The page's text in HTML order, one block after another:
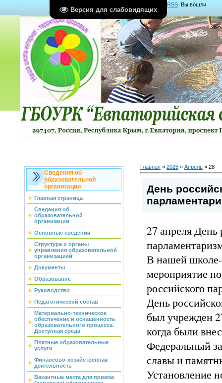
Версия для слабовидящих
RSS Вы вошли
какГость Группа "Гости"
Сведения об
образовательной
организации
Главная страница
Сведения об
образовательной
организации
Основные сведения
Структура и органы
управления образовательной
организацией
Документы
Образование
Руководство
Педагогический состав
Материально-техническое
обеспечение и оснащенность
образовательного процесса.
Доступная среда
Платные образовательные
услуги
Финансово-хозяйственная
деятельность
Вакантные места для приема
Главная » 2025 » Апрель » 28
День
27 апреля День
В нашей
мероприятие
российского
День
был учрежден
когда были
Федеральный
славы и
Установление